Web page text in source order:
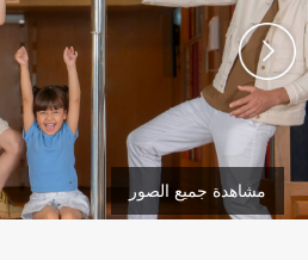
مشاهدة جميع الصور